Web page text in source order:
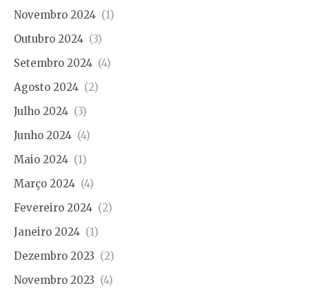
Novembro 2024 (1)
Outubro 2024 (3)
Setembro 2024 (4)
Agosto 2024 (2)
Julho 2024 (3)
Junho 2024 (4)
Maio 2024 (1)
Março 2024 (4)
Fevereiro 2024 (2)
Janeiro 2024 (1)
Dezembro 2023 (2)
Novembro 2023 (4)